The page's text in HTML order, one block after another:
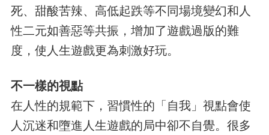
死、甜酸苦辣、高低起跌等不同場境變幻和人
性二元如善惡等共振，增加了遊戲過版的難
度，使人生遊戲更為刺激好玩。
不一樣的視點
在人性的規範下，習慣性的「自我」視點會使
人沉迷和墮進人生遊戲的局中卻不自覺。很多